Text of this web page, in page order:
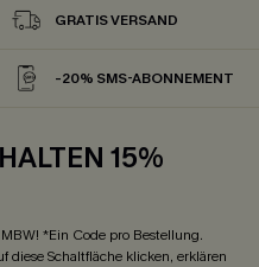
GRATIS VERSAND
-20% SMS-ABONNEMENT
15%
*Ein Code pro Bestellung.
diese Schaltfläche klicken, erklären